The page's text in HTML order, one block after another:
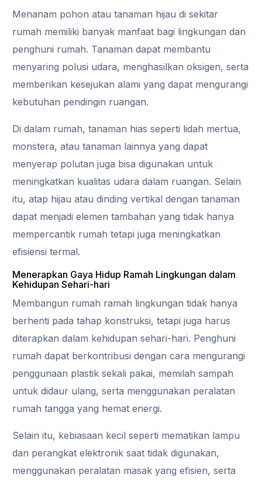
Menanam pohon atau tanaman hijau di sekitar
rumah memiliki banyak manfaat bagi lingkungan dan
penghuni rumah. Tanaman dapat membantu
menyaring polusi udara, menghasilkan oksigen, serta
memberikan kesejukan alami yang dapat mengurangi
kebutuhan pendingin ruangan.
Di dalam rumah, tanaman hias seperti lidah mertua,
monstera, atau tanaman lainnya yang dapat
menyerap polutan juga bisa digunakan untuk
meningkatkan kualitas udara dalam ruangan. Selain
itu, atap hijau atau dinding vertikal dengan tanaman
dapat menjadi elemen tambahan yang tidak hanya
mempercantik rumah tetapi juga meningkatkan
efisiensi termal.
Menerapkan Gaya Hidup Ramah Lingkungan dalam
Kehidupan Sehari-hari
Membangun rumah ramah lingkungan tidak hanya
berhenti pada tahap konstruksi, tetapi juga harus
diterapkan dalam kehidupan sehari-hari. Penghuni
rumah dapat berkontribusi dengan cara mengurangi
penggunaan plastik sekali pakai, memilah sampah
untuk didaur ulang, serta menggunakan peralatan
rumah tangga yang hemat energi.
Selain itu, kebiasaan kecil seperti mematikan lampu
dan perangkat elektronik saat tidak digunakan,
menggunakan peralatan masak yang efisien, serta